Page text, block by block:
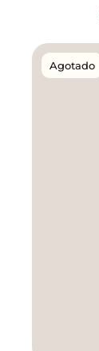
Agotado